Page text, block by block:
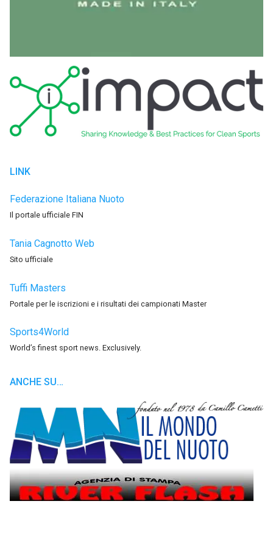
LINK
Federazione Italiana Nuoto
Il portale ufficiale FIN
Tania Cagnotto Web
Sito ufficiale
Tuffi Masters
Portale per le iscrizioni e i risultati dei campionati Master
Sports4World
World’s finest sport news. Exclusively.
ANCHE SU…